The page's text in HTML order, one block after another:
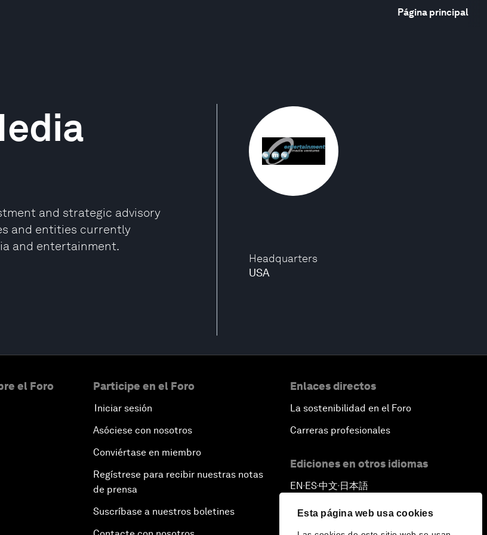
Esta página web usa cookies
Página principal
Headquarters
USA
and strategic advisory
and entities currently
and entertainment.
el Foro Participe en el Foro
Iniciar sesión
Asóciese con nosotros
Conviértase en miembro
Regístrese para recibir nuestras notas
de prensa
Suscríbase a nuestros boletines
Enlaces directos
La sostenibilidad en el Foro
Carreras profesionales
Ediciones en otros idiomas
EN ▪ES▪中文▪ 日本語